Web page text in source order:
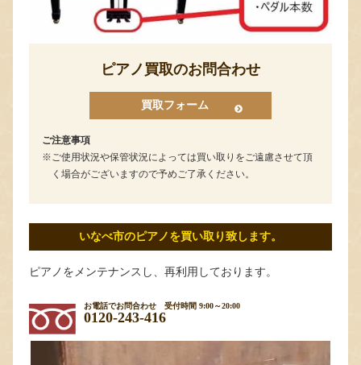
ピアノ買取のお問合わせ
買取フォーム
ご注意事項
ご使用状況や保管状況によっては買い取りをご遠慮させて頂
く場合がございますので予めご了承ください。
いなべ市のピアノを買い取り致します。
ピアノをメンテナンスし、再利用しております。
お電話でお問合わせ 受付時間 9:00～20:00
0120-243-416